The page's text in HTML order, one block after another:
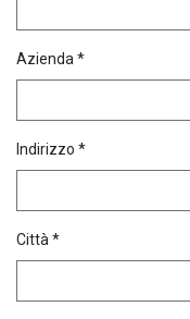
Azienda *
Indirizzo *
Città *